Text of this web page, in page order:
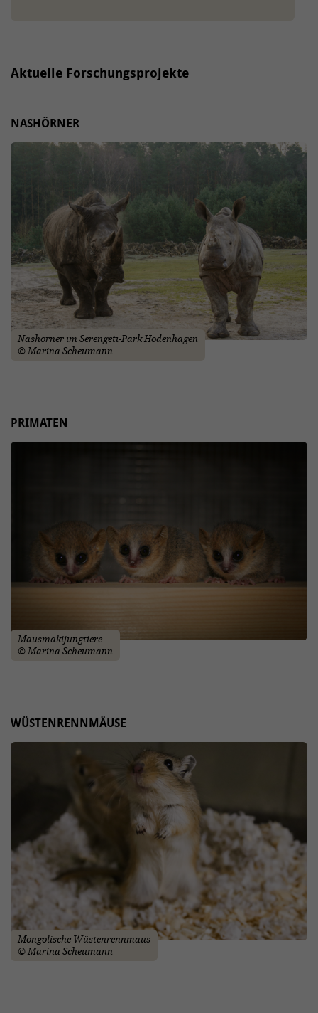
Aktuelle Forschungsprojekte
NASHÖRNER
Nashörner im Serengeti-Park Hodenhagen
© Marina Scheumann
PRIMATEN
Mausmakijungtiere
© Marina Scheumann
WÜSTENRENNMÄUSE
Mongolische Wüstenrennmaus
© Marina Scheumann